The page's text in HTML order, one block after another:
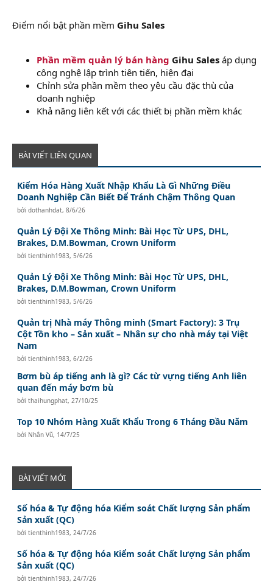
Điểm nổi bật phần mềm Gihu Sales
Phần mềm quản lý bán hàng Gihu Sales áp dụng
công nghệ lập trình tiên tiến, hiện đại
Chỉnh sửa phần mềm theo yêu cầu đặc thù của
doanh nghiệp
Khả năng liên kết với các thiết bị phần mềm khác
BÀI VIẾT LIÊN QUAN
Kiểm Hóa Hàng Xuất Nhập Khẩu Là Gì Những Điều
Doanh Nghiệp Cần Biết Để Tránh Chậm Thông Quan
bởidothanhdat,8/6/26
Quản Lý Đội Xe Thông Minh: Bài Học Từ UPS, DHL,
Brakes, D.M.Bowman, Crown Uniform
bởitienthinh1983, 5/6/26
Quản Lý Đội Xe Thông Minh: Bài Học Từ UPS, DHL,
Brakes, D.M.Bowman, Crown Uniform
bởitienthinh1983, 5/6/26
Quản trị Nhà máy Thông minh (Smart Factory): 3 Trụ
Cột Tồn kho – Sản xuất – Nhân sự cho nhà máy tại Việt
Nam
bởitienthinh1983,6/2/26
Bơm bù áp tiếng anh là gì? Các từ vựng tiếng Anh liên
quan đến máy bơm bù
bởithaihungphat, 27/10/25
Top 10 Nhóm Hàng Xuất Khẩu Trong 6 Tháng Đầu Năm
bởi Nhân Vũ, 14/7/25
BÀI VIẾT MỚI
Số hóa & Tự động hóa Kiểm soát Chất lượng Sản phẩm
Sản xuất (QC)
bởitienthinh1983, 24/7/26
Số hóa & Tự động hóa Kiểm soát Chất lượng Sản phẩm
Sản xuất (QC)
bởitienthinh1983, 24/7/26